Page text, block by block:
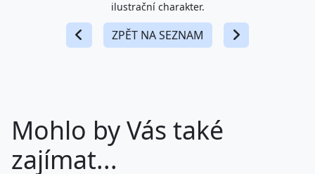
ilustrační charakter.
ZPĚT NA SEZNAM
Mohlo by Vás také
zajímat...